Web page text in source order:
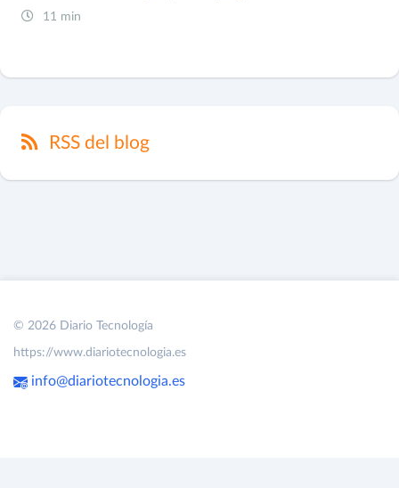
11 min
RSS del blog
© 2026 Diario Tecnología
https://www.diariotecnologia.es
info@diariotecnologia.es